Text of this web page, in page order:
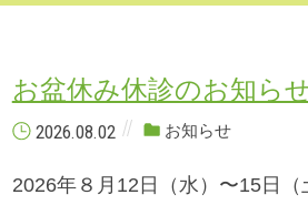
お盆休み休診のお知ら
2026.08.02 お知らせ
2026年８月12日（水）〜15日